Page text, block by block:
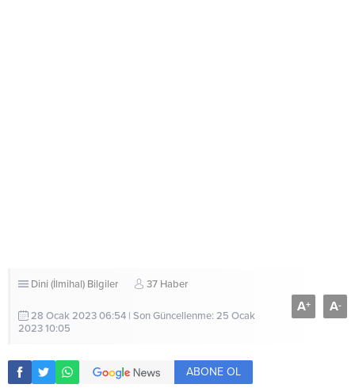
Dini (İlmihal) Bilgiler 37 Haber
28 Ocak 2023 06:54 | Son Güncellenme: 25 Ocak
2023 10:05
A+ A-
ABONE OL